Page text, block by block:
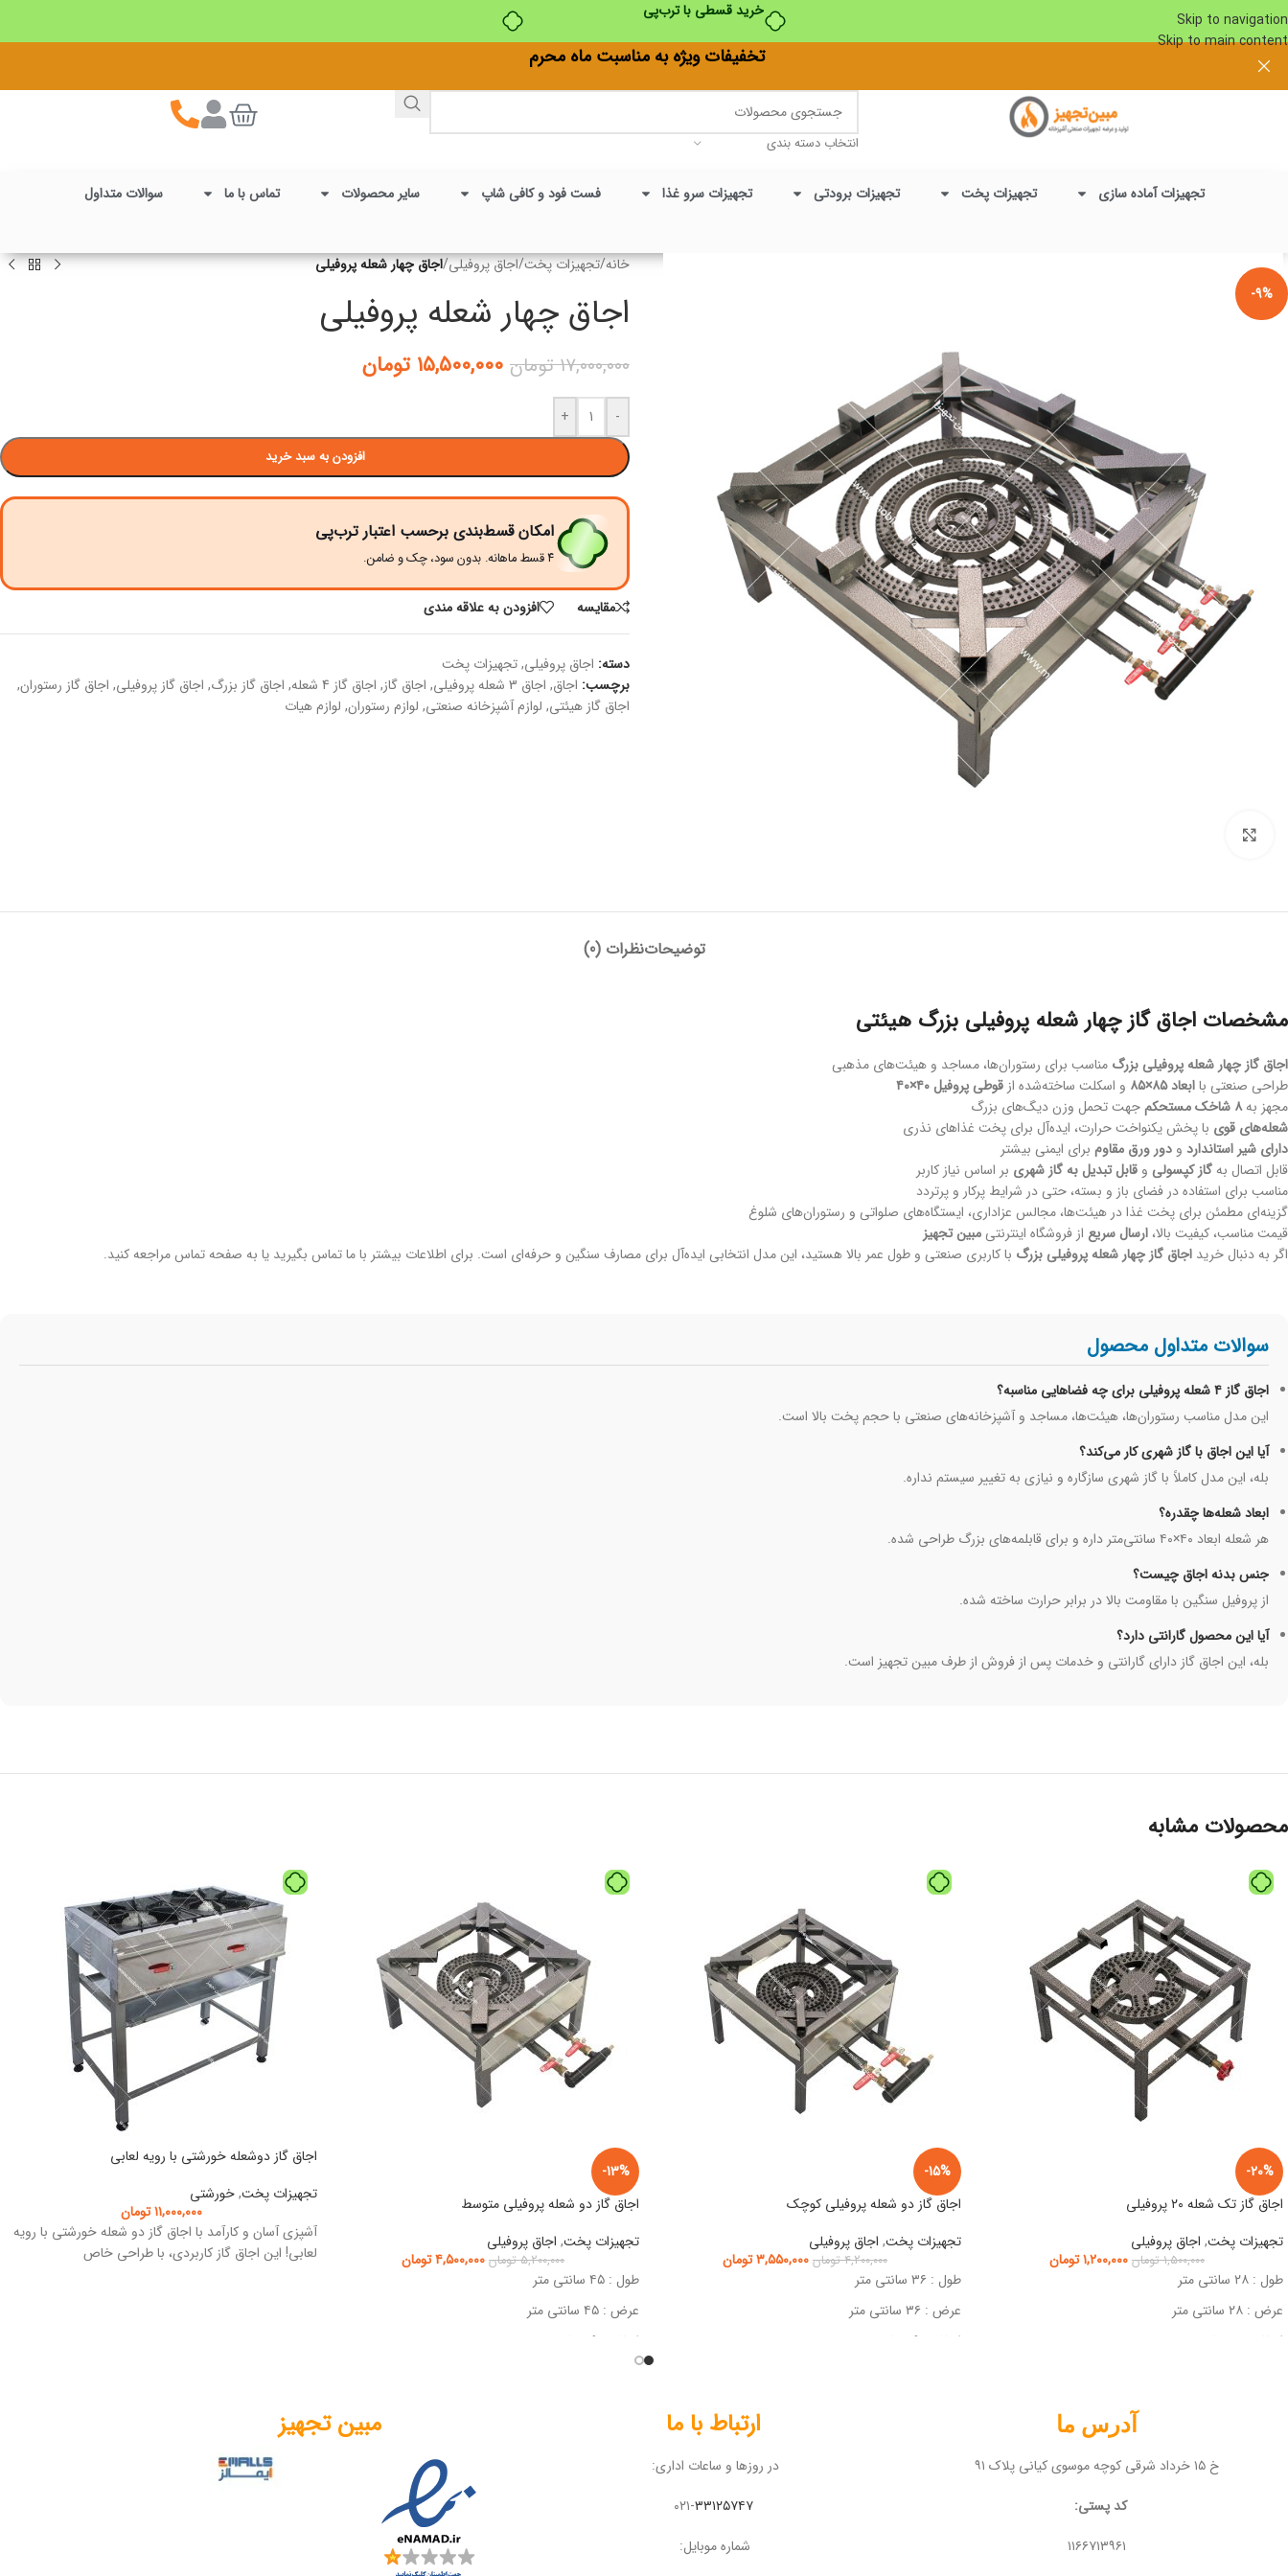
خرید قسطی با ترب‌پی
Skip to navigation
Skip to main content
تخفیفات ویژه به مناسبت ماه محرم
انتخاب دسته بندی
تجهیزات آماده سازی تجهیزات پخت تجهیزات برودتی تجهیزات سرو غذا فست فود و کافی شاپ سایر محصولات تماس با ما سوالات متداول
-9%
خانه/تجهیزات پخت/اجاق پروفیلی/اجاق چهار شعله پروفیلی
اجاق چهار شعله پروفیلی
۱۷,۰۰۰,۰۰۰ تومان ۱۵,۵۰۰,۰۰۰ تومان
-
+
افزودن به سبد خرید
امکان قسط‌بندی برحسب اعتبار ترب‌پی
۴ قسط ماهانه. بدون سود، چک و ضامن.
مقايسه افزودن به علاقه مندی
دسته: اجاق پروفیلی,تجهیزات پخت
برچسب: اجاق, اجاق 3 شعله پروفیلی , اجاق گاز, اجاق گاز 4 شعله , اجاق گاز بزرگ, اجاق گاز پروفیلی, اجاق گاز رستوران,
اجاق گاز هیئتی, لوازم آشپزخانه صنعتی, لوازم رستوران, لوازم هیات
توضیحاتنظرات (0)
مشخصات اجاق گاز چهار شعله پروفیلی بزرگ هیئتی
اجاق گاز چهار شعله پروفیلی بزرگ مناسب برای رستوران‌ها، مساجد و هیئت‌های مذهبی
طراحی صنعتی باابعاد ۸۵×۸۵ و اسکلت ساخته‌شده از قوطی پروفیل ۴۰×۴۰
مجهز به۸ شاخک مستحکم
جهت تحمل وزن دیگ‌های بزرگ
شعله‌های قوی با پخش یکنواخت حرارت، ایده‌آل برای پخت غذاهای نذری
دارای شیر استاندارد و دور ورق مقاوم برای ایمنی بیشتر
قابل اتصال به گاز کپسولی و قابل تبدیل به گاز شهری بر اساس نیاز کاربر
مناسب برای استفاده در فضای باز و بسته، حتی در شرایط پرکار و پرتردد
گزینه‌ای مطمئن برای پخت غذا در هیئت‌ها، مجالس عزاداری، ایستگاه‌های صلواتی و رستوران‌های شلوغ
قیمت مناسب، کیفیت بالا، ارسال سریع از فروشگاه اینترنتی مبین تجهیز
اگر به دنبال خرید اجاق گاز چهار شعله پروفیلی بزرگ با کاربری صنعتی و طول عمر بالا هستید، این مدل انتخابی ایده‌آل برای مصارف سنگین و حرفه‌ای است. برای اطلاعات بیشتر با ما تماس بگیرید یا به صفحه تماس مراجعه کنید.
سوالات متداول محصول
اجاق گاز ۴ شعله پروفیلی برای چه فضاهایی مناسبه؟
این مدل مناسب رستوران‌ها، هیئت‌ها، مساجد و آشپزخانه‌های صنعتی با حجم پخت بالا است.
آیا این اجاق با گاز شهری کار می‌کند؟
بله، این مدل کاملاً با گاز شهری سازگاره و نیازی به تغییر سیستم نداره.
ابعاد شعله‌ها چقدره؟
هر شعله ابعاد ۴۰×۴۰ سانتی‌متر داره و برای قابلمه‌های بزرگ طراحی شده.
جنس بدنه اجاق چیست؟
از پروفیل سنگین با مقاومت بالا در برابر حرارت ساخته شده.
آیا این محصول گارانتی دارد؟
بله، این اجاق گاز دارای گارانتی و خدمات پس از فروش از طرف مبین تجهیز است.
محصولات مشابه
-20%
اجاق گاز تک شعله ۲۰ پروفیلی
تجهیزات پخت, اجاق پروفیلی
۱,۵۰۰,۰۰۰ تومان ۱,۲۰۰,۰۰۰تومان
طول : ۲۸ سانتی متر
عرض : ۲۸ سانتی متر
ارتفاع : ۲۲ سانتی متر
-15%
اجاق گاز دو شعله پروفیلی کوچک
تجهیزات پخت, اجاق پروفیلی
۴,۲۰۰,۰۰۰ تومان ۳,۵۵۰,۰۰۰تومان
طول : ۳۶ سانتی متر
عرض : ۳۶ سانتی متر
ارتفاع : ۲۹ سانتی متر
-13%
اجاق گاز دو شعله پروفیلی متوسط
تجهیزات پخت, اجاق پروفیلی
۵,۲۰۰,۰۰۰ تومان ۴,۵۰۰,۰۰۰تومان
طول : ۴۵ سانتی متر
عرض : ۴۵ سانتی متر
ارتفاع : ۲۹ سانتی متر
اجاق گاز دوشعله خورشتی با رویه لعابی
تجهیزات پخت,خورشتی
۱۱,۰۰۰,۰۰۰ تومان
آشپزی آسان و کارآمد با اجاق گاز دو شعله خورشتی با رویه
لعابی! این اجاق گاز کاربردی، با طراحی خاص
آدرس ما
خ ۱۵ خرداد شرقی کوچه موسوی کیانی پلاک ۹۱
کد پستی:
۱۱۶۶۷۱۳۹۶۱
ارتباط با ما
در روزها و ساعات اداری:
۰۲۱-۳۳۱۲۵۷۴۷
شماره موبایل:
مبین تجهیز